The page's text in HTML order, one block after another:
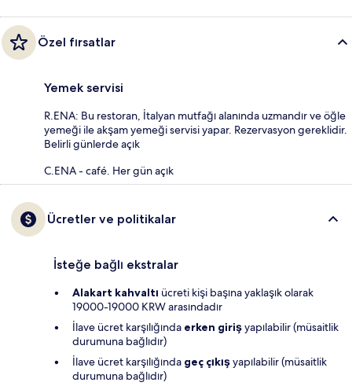
Özel fırsatlar
Yemek servisi
R.ENA: Bu restoran, İtalyan mutfağı alanında uzmandır ve öğle
yemeği ile akşam yemeği servisi yapar. Rezervasyon gereklidir.
Belirli günlerde açık
C.ENA - café. Her gün açık
Ücretler ve politikalar
İsteğe bağlı ekstralar
Alakart kahvaltı ücreti kişi başına yaklaşık olarak
19000-19000 KRW arasındadır
İlave ücret karşılığında erken girişyapılabilir (müsaitlik
durumuna bağlıdır)
İlave ücret karşılığında geç çıkışyapılabilir (müsaitlik
durumuna bağlıdır)